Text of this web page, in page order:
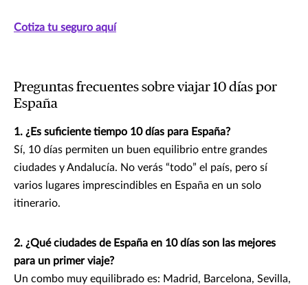
Cotiza tu seguro aquí
Preguntas frecuentes sobre viajar 10 días por
España
1. ¿Es suficiente tiempo 10 días para España?
Sí, 10 días permiten un buen equilibrio entre grandes
ciudades y Andalucía. No verás “todo” el país, pero sí
varios lugares imprescindibles en España en un solo
itinerario.
2. ¿Qué ciudades de España en 10 días son las mejores
para un primer viaje?
Un combo muy equilibrado es: Madrid, Barcelona, Sevilla,